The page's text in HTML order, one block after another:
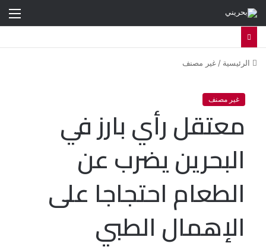
الرئيسية / غير مصنف
غير مصنف
معتقل رأي بارز في
البحرين يضرب عن
الطعام احتجاجا على
الإهمال الطبي